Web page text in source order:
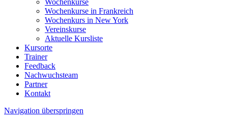
Wochenkurse
Wochenkurse in Frankreich
Wochenkurs in New York
Vereinskurse
Aktuelle Kursliste
Kursorte
Trainer
Feedback
Nachwuchsteam
Partner
Kontakt
Navigation überspringen